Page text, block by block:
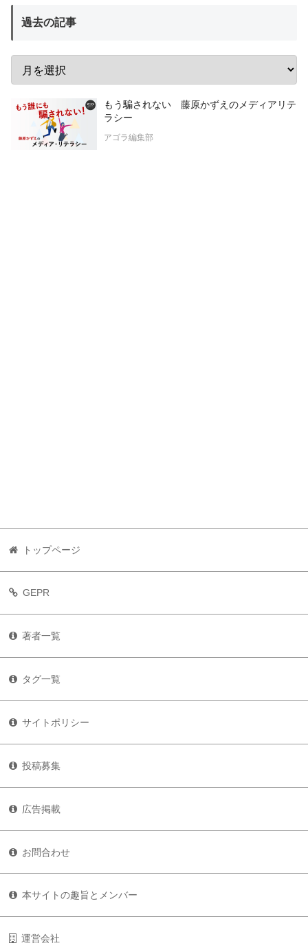
過去の記事
もう騙されない 藤原かずえのメディアリテ
ラシー
アゴラ編集部
トップページ
GEPR
著者一覧
タグ一覧
サイトポリシー
投稿募集
広告掲載
お問合わせ
本サイトの趣旨とメンバー
運営会社